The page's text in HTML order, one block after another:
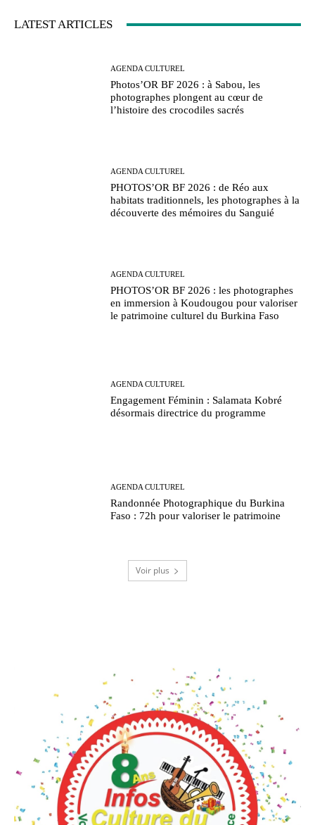
LATEST ARTICLES
AGENDA CULTUREL
Photos’OR BF 2026 : à Sabou, les
photographes plongent au cœur de
l’histoire des crocodiles sacrés
AGENDA CULTUREL
PHOTOS’OR BF 2026 : de Réo aux
habitats traditionnels, les photographes à la
découverte des mémoires du Sanguié
AGENDA CULTUREL
PHOTOS’OR BF 2026 : les photographes
en immersion à Koudougou pour valoriser
le patrimoine culturel du Burkina Faso
AGENDA CULTUREL
Engagement Féminin : Salamata Kobré
désormais directrice du programme
AGENDA CULTUREL
Randonnée Photographique du Burkina
Faso : 72h pour valoriser le patrimoine
Voir plus